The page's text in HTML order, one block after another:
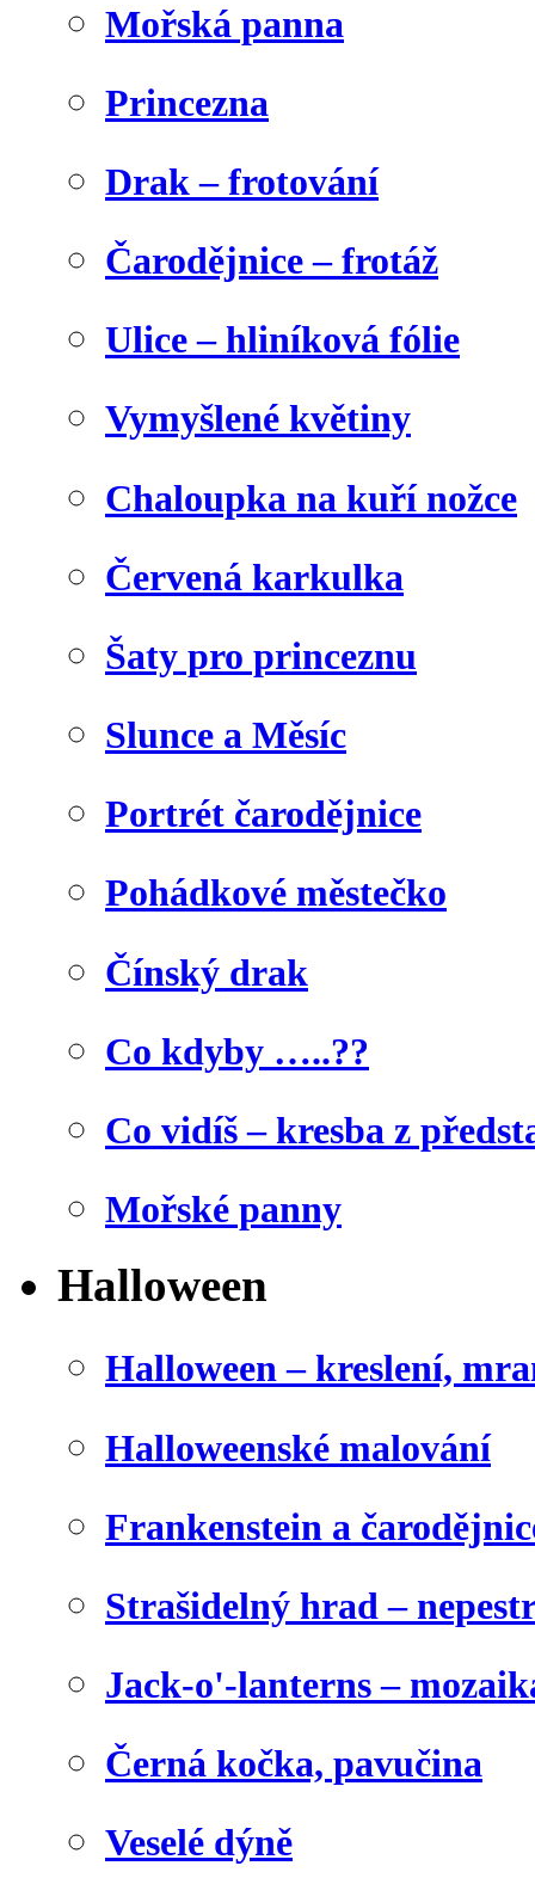
Mořská panna
Princezna
Drak – frotování
Čarodějnice – frotáž
Ulice – hliníková fólie
Vymyšlené květiny
Chaloupka na kuří nožce
Červená karkulka
Šaty pro princeznu
Slunce a Měsíc
Portrét čarodějnice
Pohádkové městečko
Čínský drak
Co kdyby …..??
Co vidíš – kresba z
Mořské panny
Halloween
Halloween – kreslení,
Halloweenské malování
Frankenstein a
Strašidelný hrad –
Jack-o'-lanterns –
Černá kočka, pavučina
Veselé dýně